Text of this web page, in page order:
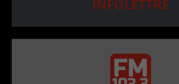
INFOLETTRE